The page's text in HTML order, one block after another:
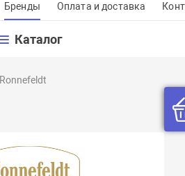
Бренды Оплата и доставка
Каталог
Ronnefeldt